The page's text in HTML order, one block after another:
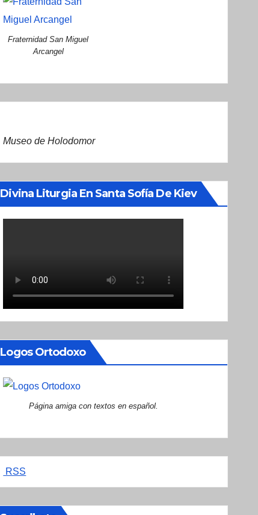
Fraternidad San Miguel
Arcangel
Museo de Holodomor
Divina Liturgia En Santa Sofía De Kiev
Logos Ortodoxo
Página amiga con textos en español.
RSS